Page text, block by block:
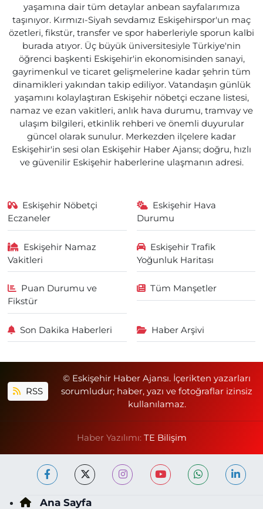
yaşamına dair tüm detaylar anbean sayfalarımıza
taşınıyor. Kırmızı-Siyah sevdamız Eskişehirspor'un maç
özetleri, fikstür, transfer ve spor haberleriyle sporun kalbi
burada atıyor. Üç büyük üniversitesiyle Türkiye'nin
öğrenci başkenti Eskişehir'in ekonomisinden sanayi,
gayrimenkul ve ticaret gelişmelerine kadar şehrin tüm
dinamikleri yakından takip ediliyor. Vatandaşın günlük
yaşamını kolaylaştıran Eskişehir nöbetçi eczane listesi,
namaz ve ezan vakitleri, anlık hava durumu, tramvay ve
ulaşım bilgileri, etkinlik rehberi ve önemli duyurular
güncel olarak sunulur. Merkezden ilçelere kadar
Eskişehir'in sesi olan Eskişehir Haber Ajansı; doğru, hızlı
ve güvenilir Eskişehir haberlerine ulaşmanın adresi.
Eskişehir Nöbetçi
Eczaneler
Eskişehir Hava
Durumu
Eskişehir Namaz
Vakitleri
Eskişehir Trafik
Yoğunluk Haritası
Puan Durumu ve
Fikstür
Tüm Manşetler
Son Dakika Haberleri Haber Arşivi
RSS
© Eskişehir Haber Ajansı. İçerikten yazarları
sorumludur; haber, yazı ve fotoğraflar izinsiz
kullanılamaz.
Haber Yazılımı: TE Bilişim
Ana Sayfa